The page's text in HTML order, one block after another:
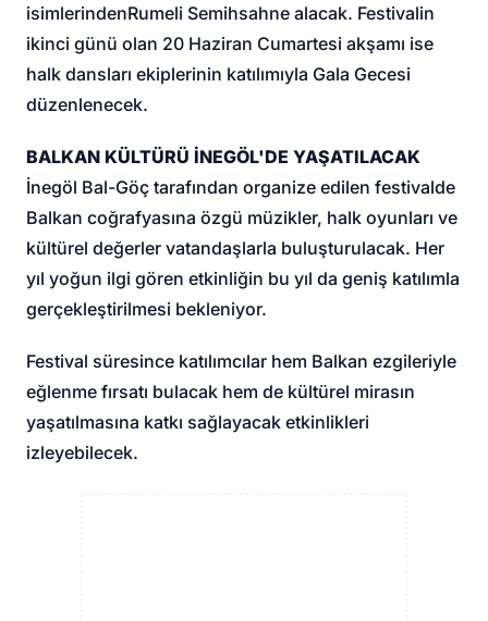
isimlerindenRumeli Semihsahne alacak. Festivalin
ikinci günü olan 20 Haziran Cumartesi akşamı ise
halk dansları ekiplerinin katılımıyla Gala Gecesi
düzenlenecek.
BALKAN KÜLTÜRÜ İNEGÖL'DE YAŞATILACAK
İnegöl Bal-Göç tarafından organize edilen festivalde
Balkan coğrafyasına özgü müzikler, halk oyunları ve
kültürel değerler vatandaşlarla buluşturulacak. Her
yıl yoğun ilgi gören etkinliğin bu yıl da geniş katılımla
gerçekleştirilmesi bekleniyor.
Festival süresince katılımcılar hem Balkan ezgileriyle
eğlenme fırsatı bulacak hem de kültürel mirasın
yaşatılmasına katkı sağlayacak etkinlikleri
izleyebilecek.